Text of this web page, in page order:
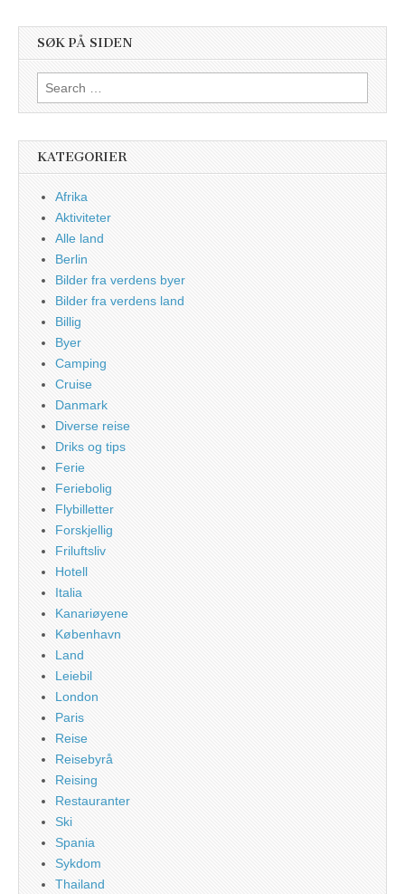
SØK PÅ SIDEN
Search
for:
KATEGORIER
Afrika
Aktiviteter
Alle land
Berlin
Bilder fra verdens byer
Bilder fra verdens land
Billig
Byer
Camping
Cruise
Danmark
Diverse reise
Driks og tips
Ferie
Feriebolig
Flybilletter
Forskjellig
Friluftsliv
Hotell
Italia
Kanariøyene
København
Land
Leiebil
London
Paris
Reise
Reisebyrå
Reising
Restauranter
Ski
Spania
Sykdom
Thailand